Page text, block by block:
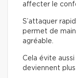
affecter le
S’attaquer
permet de
agréable.
Cela évite
deviennent